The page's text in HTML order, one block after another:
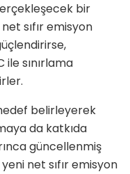
bir
sıfır emisyon
ile sınırlama
belirleyerek
da katkıda
güncellenmiş
net sıfır emisyon